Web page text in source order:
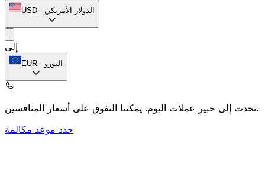
USD - الدولار الأمريكي
إلى
EUR - اليورو
تحدث إلى خبير عملات اليوم.يمكننا التفوق على أسعار المنافسين.
حدد موعد مكالمة